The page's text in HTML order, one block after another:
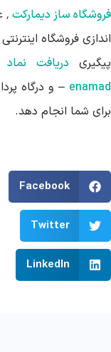
ساز دیمارکت ٬
دریافت نماد
– و درگاه
شما انجام دهد.
Facebook
Twitter
LinkedIn